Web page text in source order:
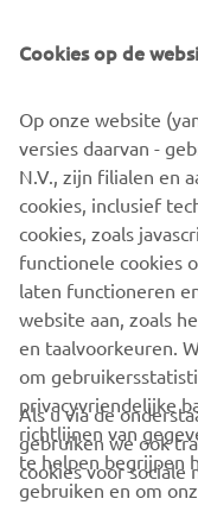
©Yamaha Motor
mogen nooit
commerciële
schriftelijke
en/of Yamaha Motor
Rijd altijd op een
verkeersregels op.
CORPORATE
Cookies op de
Op onze website
versies daarvan -
N.V., zijn filialen en
cookies, inclusief
cookies, zoals
functionele cookies
laten functioneren
website aan, zoals
en taalvoorkeuren.
om
privacyvriendelijke
richtlijnen van
te helpen begrijpen
gebruiken en om
Als u via de
gebruiken we ook
cookies voor sociale